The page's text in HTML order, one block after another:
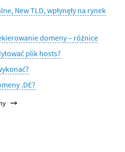
New TLD, wpłynęły na rynek
domeny – różnice
plik hosts?
.DE?